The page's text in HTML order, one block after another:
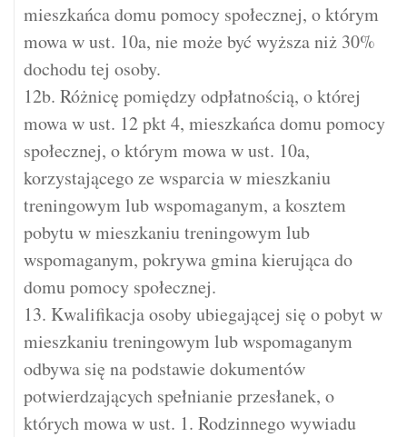
mieszkańca domu pomocy społecznej, o którym
mowa w ust. 10a, nie może być wyższa niż 30%
dochodu tej osoby.
12b. Różnicę pomiędzy odpłatnością, o której
mowa w ust. 12 pkt 4, mieszkańca domu pomocy
społecznej, o którym mowa w ust. 10a,
korzystającego ze wsparcia w mieszkaniu
treningowym lub wspomaganym, a kosztem
pobytu w mieszkaniu treningowym lub
wspomaganym, pokrywa gmina kierująca do
domu pomocy społecznej.
13. Kwalifikacja osoby ubiegającej się o pobyt w
mieszkaniu treningowym lub wspomaganym
odbywa się na podstawie dokumentów
potwierdzających spełnianie przesłanek, o
których mowa w ust. 1. Rodzinnego wywiadu